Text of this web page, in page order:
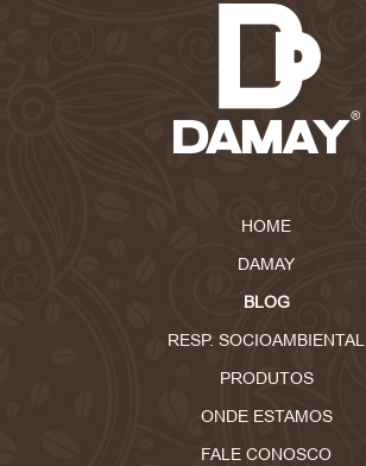
HOME
DAMAY
BLOG
RESP. SOCIOAMBIENTAL
PRODUTOS
ONDE ESTAMOS
FALE CONOSCO